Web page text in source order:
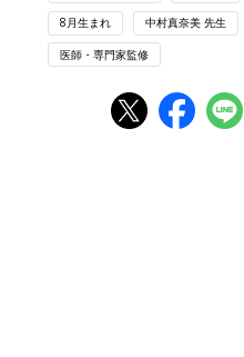
8月生まれ 中村真奈美 先生
医師・専門家監修